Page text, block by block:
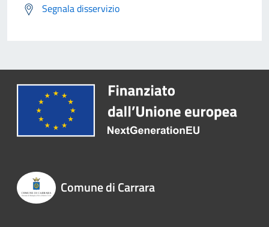
Segnala disservizio
Comune di Carrara